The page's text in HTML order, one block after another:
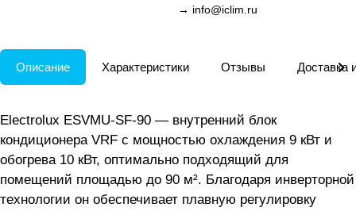
→ info@iclim.ru
Описание Характеристики Отзывы Доставка
Electrolux ESVMU-SF-90 — внутренний блок
кондиционера VRF с мощностью охлаждения 9 кВт и
обогрева 10 кВт, оптимально подходящий для
помещений площадью до 90 м². Благодаря инверторной
технологии он обеспечивает плавную регулировку